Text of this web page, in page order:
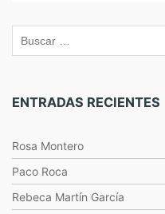
ENTRADAS RECIENTES
Rosa Montero
Paco Roca
Rebeca Martín García